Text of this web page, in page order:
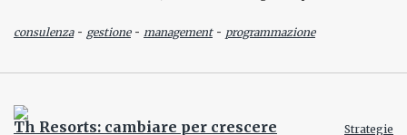
consulenza- gestione- management- programmazione
Th Resorts: cambiare per crescere Strategie